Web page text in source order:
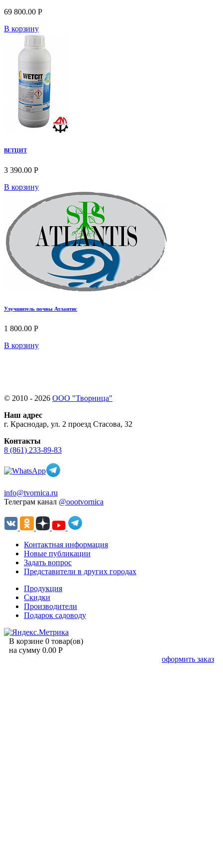
69 800.00 Р
В корзину
ВЕТЦИТ
3 390.00 Р
В корзину
Улучшитель почвы Атлантис
1 800.00 Р
В корзину
© 2010 - 2026 ООО "Творница"
Наш адрес
г. Краснодар, ул. 2 проезд Стасова, 32
Контакты
8 (861) 233-89-83
info@tvornica.ru
Телеграм канал @oootvornica
Контактная информация
Новые публикации
Задать вопрос
Представители в других городах
Продукция
Скидки
Производители
Подарок садоводу
В корзине 0 товар(ов)
на сумму 0.00 Р
оформить заказ